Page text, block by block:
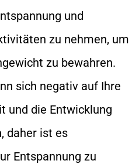
und
zu nehmen, um
zu bewahren.
sich negativ auf Ihre
und die Entwicklung
daher ist es
Entspannung zu